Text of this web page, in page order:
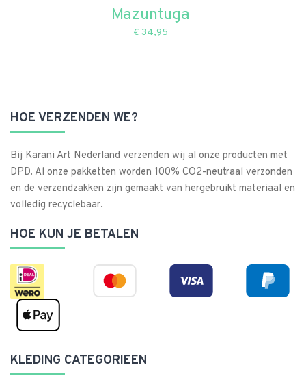
Mazuntuga
€ 34,95
HOE VERZENDEN WE?
Bij Karani Art Nederland verzenden wij al onze producten met
DPD. Al onze pakketten worden 100% CO2-neutraal verzonden
en de verzendzakken zijn gemaakt van hergebruikt materiaal en
volledig recyclebaar.
HOE KUN JE BETALEN
KLEDING CATEGORIEEN